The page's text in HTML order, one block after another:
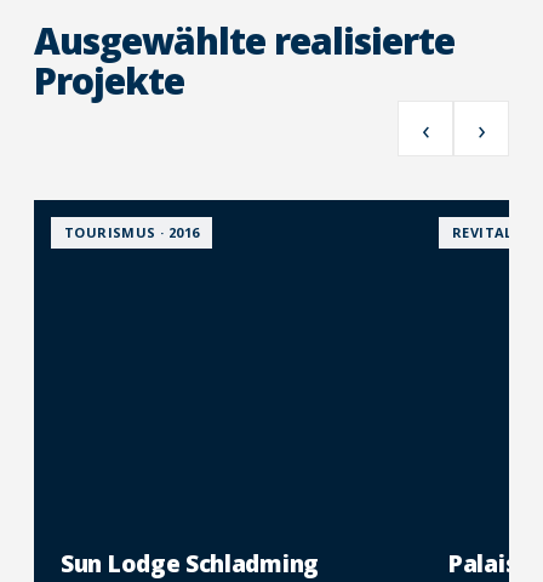
Ausgewählte realisierte
Projekte
‹ ›
TOURISMUS · 2016
Sun Lodge Schladming Palais